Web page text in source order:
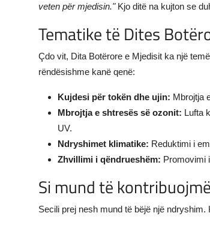
veten për mjedisin."Kjo ditë na kujton se
Tematike të Dites
Çdo vit, Dita Botërore e Mjedisit ka një
rëndësishme kanë qenë:
Kujdesi për tokën dhe ujin: Mbrojtja
Mbrojtja e shtresës së ozonit: Lufta
UV.
Ndryshimet klimatike: Reduktimi i
Zhvillimi i qëndrueshëm: Promovimi
Si mund të
Secili prej nesh mund të bëjë një